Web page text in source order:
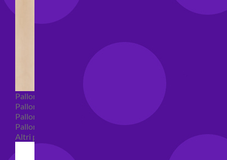
Palloncini Bubble
Palloncini numeri e lettere
Palloncini numeri e lettere piccoli
Palloncini numeri e lettere grandi
Altri palloncini numeri e lettere